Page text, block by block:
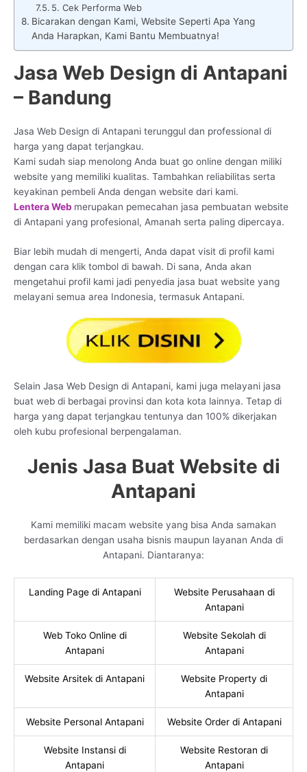
5. Cek Performa Web
Bicarakan dengan Kami, Website Seperti Apa Yang
Anda Harapkan, Kami Bantu Membuatnya!
Jasa Web Design di Antapani
– Bandung
Jasa Web Design di Antapani terunggul dan professional di
harga yang dapat terjangkau.
Kami sudah siap menolong Anda buat go online dengan miliki
website yang memiliki kualitas. Tambahkan reliabilitas serta
keyakinan pembeli Anda dengan website dari kami.
Lentera Web merupakan pemecahan jasa pembuatan website
di Antapani yang profesional, Amanah serta paling dipercaya.
Biar lebih mudah di mengerti, Anda dapat visit di profil kami
dengan cara klik tombol di bawah. Di sana, Anda akan
mengetahui profil kami jadi penyedia jasa buat website yang
melayani semua area Indonesia, termasuk Antapani.
Selain Jasa Web Design di Antapani, kami juga melayani jasa
buat web di berbagai provinsi dan kota kota lainnya. Tetap di
harga yang dapat terjangkau tentunya dan 100% dikerjakan
oleh kubu profesional berpengalaman.
Jenis Jasa Buat Website di
Antapani
Kami memiliki macam website yang bisa Anda samakan
berdasarkan dengan usaha bisnis maupun layanan Anda di
Antapani. Diantaranya:
Landing Page di Antapani
Website Perusahaan di
Antapani
Web Toko Online di
Antapani
Website Sekolah di
Antapani
Website Arsitek di Antapani
Website Property di
Antapani
Website Personal Antapani Website Order di Antapani
Website Instansi di
Antapani
Website Restoran di
Antapani